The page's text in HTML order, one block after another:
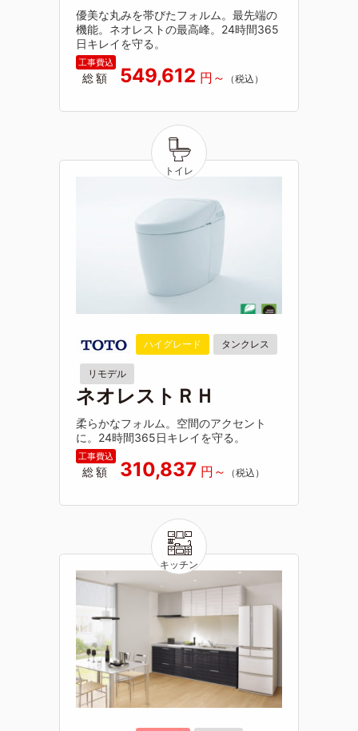
優美な丸みを帯びたフォルム。最先端の
機能。ネオレストの最高峰。24時間365
日キレイを守る。
総額 549,612
ハイグレード タンクレス
リモデル
ネオレストＲＨ
柔らかなフォルム。空間のアクセント
に。24時間365日キレイを守る。
総額 310,837